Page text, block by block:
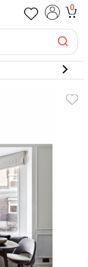
0
COLOR NEGRO